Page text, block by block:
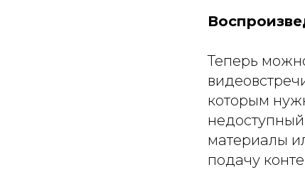
Теперь
которым
материалы
подачу